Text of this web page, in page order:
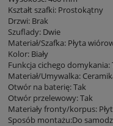
Kształt szafki: Prostokątny
Drzwi: Brak
Szuflady: Dwie
Materiał/Szafka: Płyta
Kolor: Biały
Funkcja cichego domykania:
Materiał/Umywalka:
Otwór na baterię: Tak
Otwór przelewowy: Tak
Materiały fronty/korpus:
Sposób montażu:Do